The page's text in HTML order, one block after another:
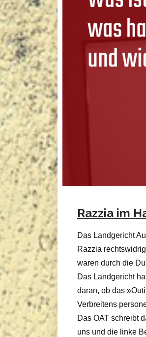
Razzia im
Das Landgericht
Razzia
waren durch die
Das Landgericht
daran, ob das
Verbreitens
Das OAT schreibt
uns und die linke